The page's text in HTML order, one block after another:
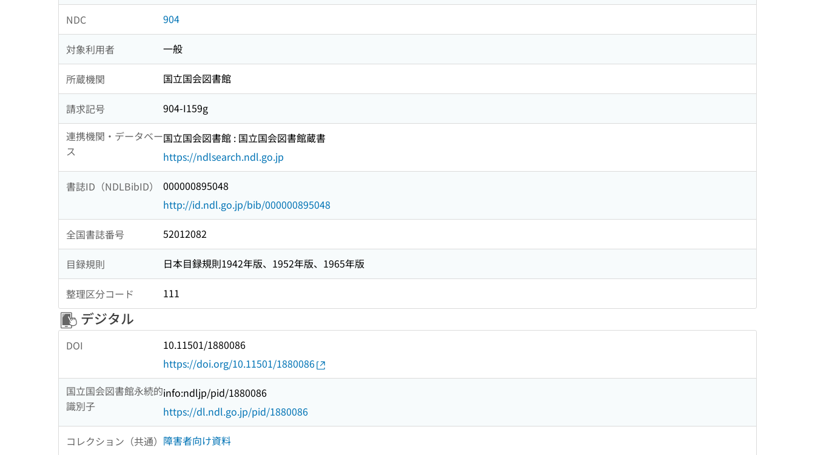
NDC 904
対象利用者 一般
所蔵機関 国立国会図書館
請求記号
904-I159g
連携機関・データベー
ス
国立国会図書館 : 国立国会図書館蔵書
https://ndlsearch.ndl.go.jp
書誌ID（NDLBibID）
000000895048
http://id.ndl.go.jp/bib/000000895048
全国書誌番号 52012082
目録規則 日本目録規則1942年版、1952年版、1965年版
整理区分コード 111
デジタル
DOI
10.11501/1880086
https://doi.org/10.11501/1880086
国立国会図書館永続的
識別子
info:ndljp/pid/1880086
https://dl.ndl.go.jp/pid/1880086
コレクション（共通） 障害者向け資料